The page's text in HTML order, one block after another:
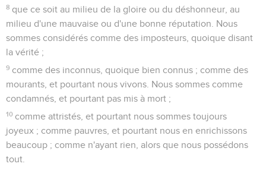
8 que ce soit au milieu de la gloire ou du déshonneur, au
milieu d'une mauvaise ou d'une bonne réputation. Nous
sommes considérés comme des imposteurs, quoique disant
la vérité ;
9 comme des inconnus, quoique bien connus ; comme des
mourants, et pourtant nous vivons. Nous sommes comme
condamnés, et pourtant pas mis à mort ;
10 comme attristés, et pourtant nous sommes toujours
joyeux ; comme pauvres, et pourtant nous en enrichissons
beaucoup ; comme n'ayant rien, alors que nous possédons
tout.